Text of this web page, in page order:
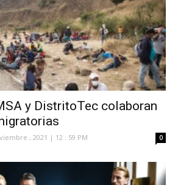
y DistritoTec colaboran
, 2021 | 12 : 59 PM 0